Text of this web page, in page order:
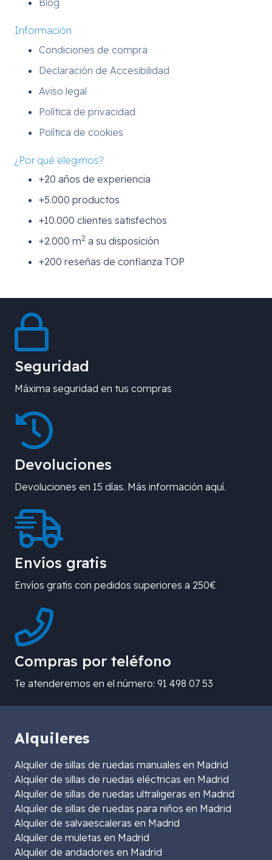
Blog
Información
Condiciones de compra
Declaración de Accesibilidad
Aviso legal
Política de privacidad
Política de cookies
¿Por qué elegirnos?
+20 años de experiencia
+5.000 productos
+10.000 clientes satisfechos
+2.000 m2 a su disposición
+200 reseñas de confianza TOP
Seguridad
Máxima seguridad en tus compras
Devoluciones
Devoluciones en 15 días. Más información aquí.
Envíos gratis
Envíos gratis con pedidos superiores a 250€
Compras por teléfono
Te atenderemos en el número: 91 498 07 53
Alquileres
Alquiler de sillas de ruedas manuales en Madrid
Alquiler de sillas de ruedas eléctricas en Madrid
Alquiler de sillas de ruedas ultraligeras en Madrid
Alquiler de sillas de ruedas para niños en Madrid
Alquiler de salvaescaleras en Madrid
Alquiler de muletas en Madrid
Alquiler de andadores en Madrid